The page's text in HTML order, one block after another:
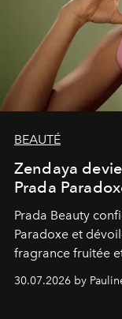
BEAUTÉ
Zendaya
Prada
Prada Beauty
Paradoxe et
fragrance fruitée
30.07.2026 by